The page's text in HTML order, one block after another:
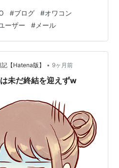
ただ個人的には自分の覚書
ける気も無く、閲覧数を稼
。 自分が後に見返して「ふふ
らヨシの精神です＾＾； は
特にならないユーザーです
も粛々…
#ブログ #オワコン
ーザー # メール
【Hatena版】 • 9ヶ月前
未だ終結を迎えずw